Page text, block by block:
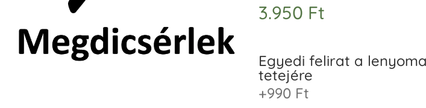
3.950 Ft
Egyedi felirat a
tetejére
+990 Ft